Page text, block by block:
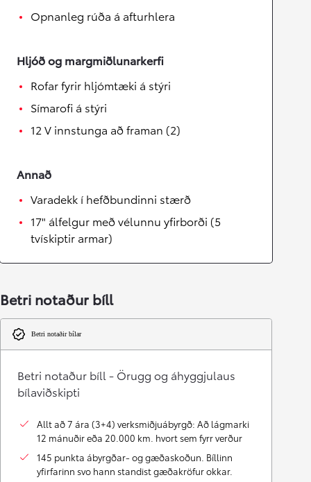
Opnanleg rúða á afturhlera
Hljóð og margmiðlunarkerfi
Rofar fyrir hljómtæki á stýri
Símarofi á stýri
12 V innstunga að framan (2)
Annað
Varadekk í hefðbundinni stærð
17" álfelgur með vélunnu yfirborði (5
tvískiptir armar)
Betri notaður bíll
Betri notaðir bílar
Betri notaður bíll - Örugg og áhyggjulaus
bílaviðskipti
Allt að 7 ára (3+4) verksmiðjuábyrgð: Að lágmarki
12 mánuðir eða 20.000 km. hvort sem fyrr verður
145 punkta ábyrgðar- og gæðaskoðun. Bíllinn
yfirfarinn svo hann standist gæðakröfur okkar.